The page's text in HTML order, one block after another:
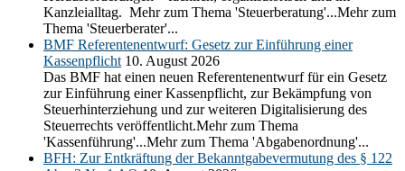
Kanzleialltag. Mehr zum Thema 'Steuerberatung'...Mehr zum
Thema 'Steuerberater'...
BMF Referentenentwurf: Gesetz zur Einführung einer
Kassenpflicht 10. August 2026
Das BMF hat einen neuen Referentenentwurf für ein Gesetz
zur Einführung einer Kassenpflicht, zur Bekämpfung von
Steuerhinterziehung und zur weiteren Digitalisierung des
Steuerrechts veröffentlicht.Mehr zum Thema
'Kassenführung'...Mehr zum Thema 'Abgabenordnung'...
BFH: Zur Entkräftung der Bekanntgabevermutung des § 122